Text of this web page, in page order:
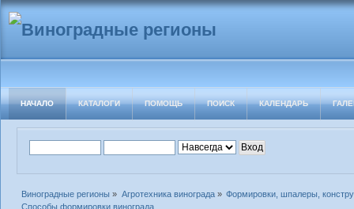
НАЧАЛО КАТАЛОГИ ПОМОЩЬ ПОИСК КАЛЕНДАРЬ
Виноградные регионы » Агротехника винограда» Формировки, шпалеры,
Способы формировки винограда